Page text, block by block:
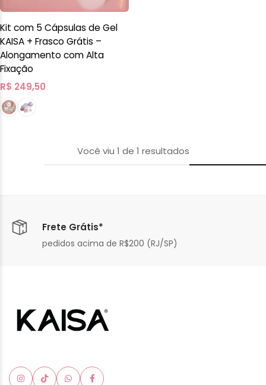
Kit com 5 Cápsulas de Gel
KAISA + Frasco Grátis –
Alongamento com Alta
Fixação
R$ 249,50
Você viu 1 de 1 resultados
Frete Grátis*
pedidos acima de R$200 (RJ/SP)